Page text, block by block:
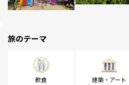
旅のテーマ
飲食 建築・アート